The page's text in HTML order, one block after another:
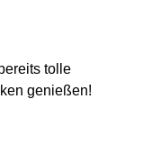
tolle
genießen!